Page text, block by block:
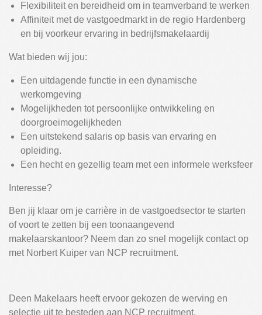
Flexibiliteit en bereidheid om in teamverband te werken
Affiniteit met de vastgoedmarkt in de regio Hardenberg
en bij voorkeur ervaring in bedrijfsmakelaardij
Wat bieden wij jou:
Een uitdagende functie in een dynamische
werkomgeving
Mogelijkheden tot persoonlijke ontwikkeling en
doorgroeimogelijkheden
Een uitstekend salaris op basis van ervaring en
opleiding.
Een hecht en gezellig team met een informele werksfeer
Interesse?
Ben jij klaar om je carrière in de vastgoedsector te starten
of voort te zetten bij een toonaangevend
makelaarskantoor? Neem dan zo snel mogelijk contact op
met Norbert Kuiper van NCP recruitment.
Deen Makelaars heeft ervoor gekozen de werving en
selectie uit te besteden aan NCP recruitment.